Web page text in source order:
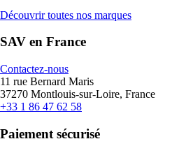
Découvrir toutes nos marques
SAV en France
Contactez-nous
11 rue Bernard Maris
37270 Montlouis-sur-Loire, France
+33 1 86 47 62 58
Paiement sécurisé